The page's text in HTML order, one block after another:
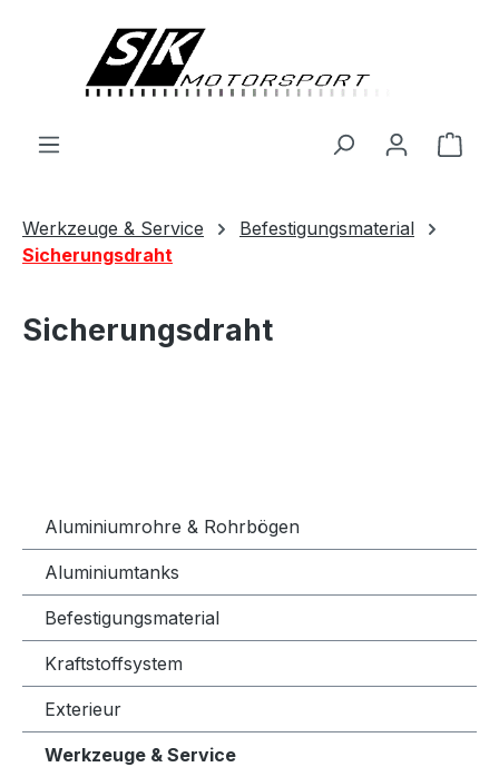
Werkzeuge & Service
Befestigungsmaterial
Sicherungsdraht
Sicherungsdraht
Aluminiumrohre & Rohrbögen
Aluminiumtanks
Befestigungsmaterial
Kraftstoffsystem
Exterieur
Werkzeuge & Service